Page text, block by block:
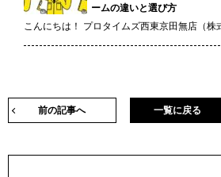
ームの違いと選び方
こんにちは！ プロタイムズ西東京田無店（株
前の記事へ 一覧に戻る